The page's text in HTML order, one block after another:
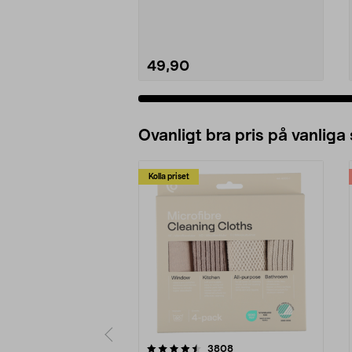
49,90
Ovanligt bra pris på vanliga
Kolla priset
3808recensioner
4.0av 5 stjärnor